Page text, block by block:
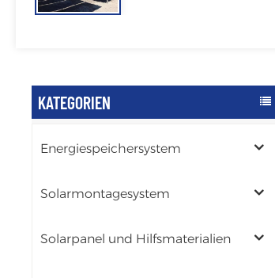
KATEGORIEN
Energiespeichersystem
Solarmontagesystem
Solarpanel und Hilfsmaterialien